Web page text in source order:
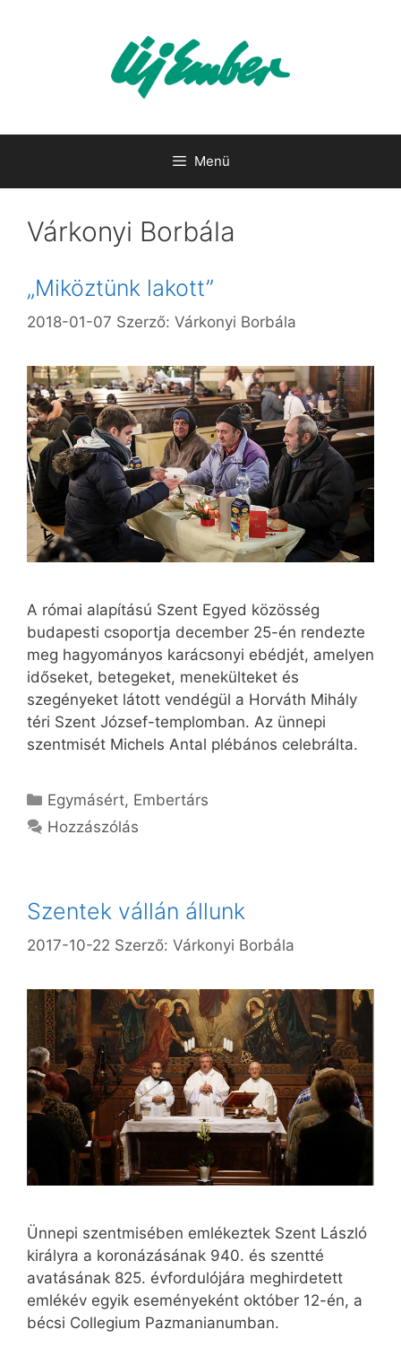
Menü
Várkonyi Borbála
„Miköztünk lakott”
2018-01-07 Szerző: Várkonyi Borbála
A római alapítású Szent Egyed közösség
budapesti csoportja december 25-én rendezte
meg hagyományos karácsonyi ebédjét, amelyen
időseket, betegeket, menekülteket és
szegényeket látott vendégül a Horváth Mihály
téri Szent József-templomban. Az ünnepi
szentmisét Michels Antal plébános celebrálta.
Kategória
Egymásért, Embertárs
Hozzászólás
Szentek vállán állunk
2017-10-22 Szerző: Várkonyi Borbála
Ünnepi szentmisében emlékeztek Szent László
királyra a koronázásának 940. és szentté
avatásának 825. évfordulójára meghirdetett
emlékév egyik eseményeként október 12-én, a
bécsi Collegium Pazmanianumban.